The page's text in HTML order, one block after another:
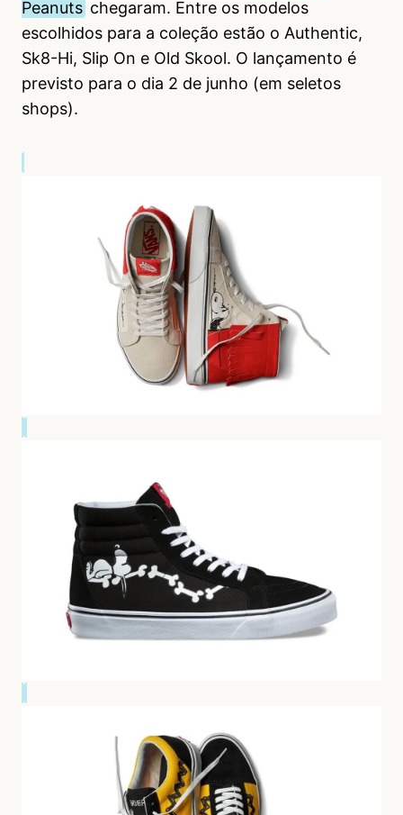
Peanuts chegaram. Entre os modelos
escolhidos para a coleção estão o Authentic,
Sk8-Hi, Slip On e Old Skool. O lançamento é
previsto para o dia 2 de junho (em seletos
shops).